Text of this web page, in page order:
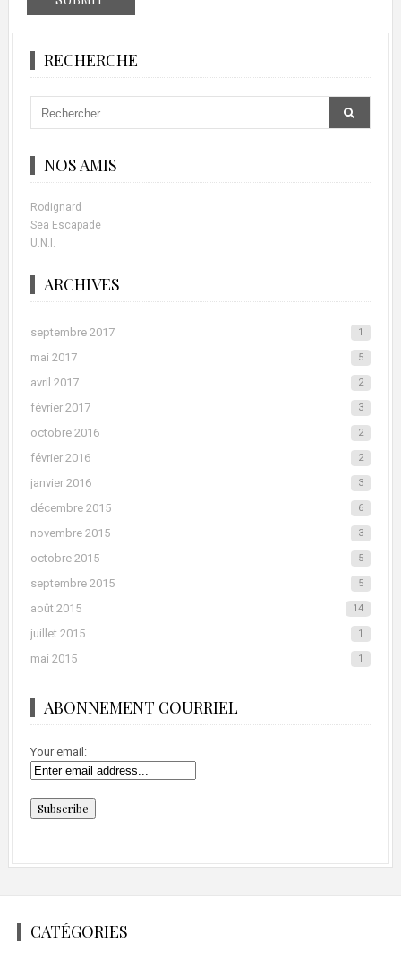
RECHERCHE
NOS AMIS
Rodignard
Sea Escapade
U.N.I.
ARCHIVES
septembre 2017 1
mai 2017 5
avril 2017 2
février 2017 3
octobre 2016 2
février 2016 2
janvier 2016 3
décembre 2015 6
novembre 2015 3
octobre 2015 5
septembre 2015 5
août 2015 14
juillet 2015 1
mai 2015 1
ABONNEMENT COURRIEL
Your email:
CATÉGORIES